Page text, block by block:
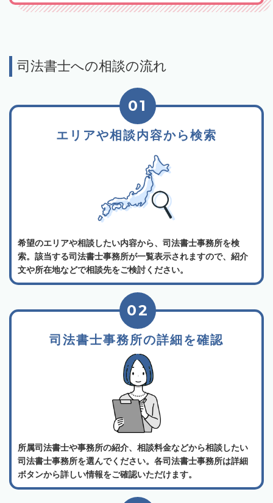
司法書士への相談の流れ
エリアや相談内容から検索
01
希望のエリアや相談したい内容から、司法書士事務所を検
索。該当する司法書士事務所が一覧表示されますので、紹介
文や所在地などで相談先をご検討ください。
司法書士事務所の詳細を確認
02
所属司法書士や事務所の紹介、相談料金などから相談したい
司法書士事務所を選んでください。各司法書士事務所は詳細
ボタンから詳しい情報をご確認いただけます。